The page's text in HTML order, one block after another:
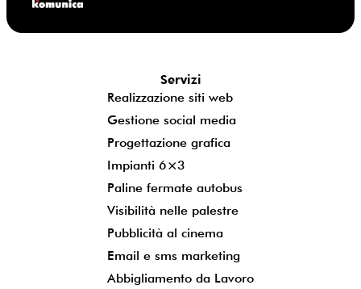
Servizi
Realizzazione siti web
Gestione social media
Progettazione grafica
Impianti 6×3
Paline fermate autobus
Visibilità nelle palestre
Pubblicità al cinema
Email e sms marketing
Abbigliamento da Lavoro